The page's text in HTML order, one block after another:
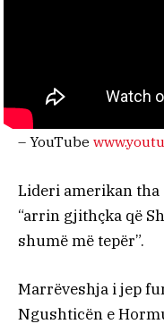
– YouTube
Lideri amerikan tha
“arrin gjithçka që
shumë më tepër”.
Marrëveshja i jep
Ngushticën e